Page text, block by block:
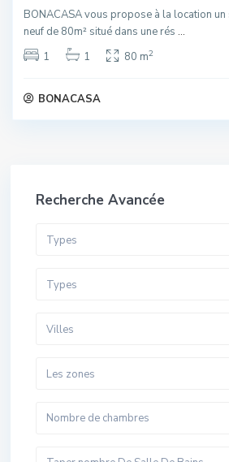
BONACASA vous propose à la location
neuf de 80m² situé dans une rés ...
1
1 80 m2
BONACASA
Recherche Avancée
Types
Types
Villes
Les zones